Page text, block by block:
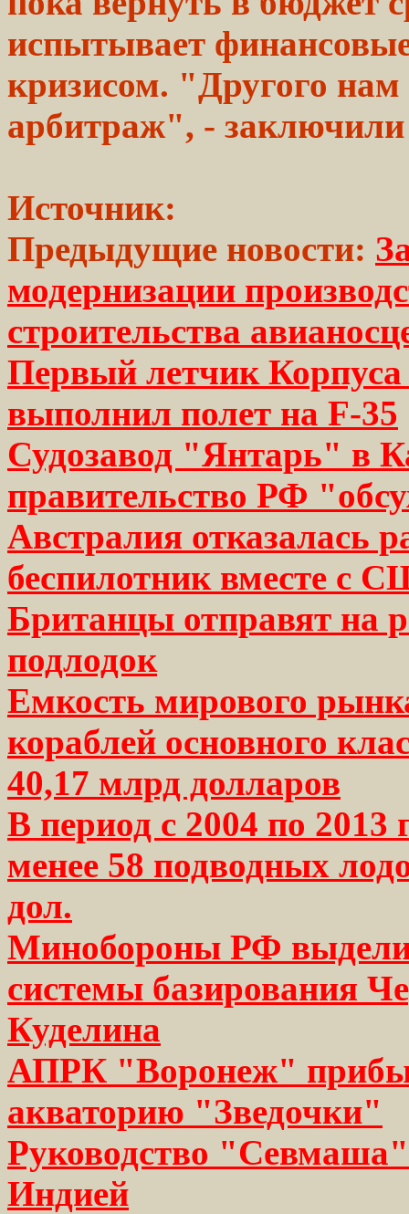
испытывает
кризисом. "Другого
арбитраж", - заключили
Источник:
Предыдущие новости:
модернизации
строительства
Первый летчик
выполнил полет на F-35
Судозавод "Янтарь" в
правительство РФ
Австралия отказалась
беспилотник вместе с
Британцы отправят на
подлодок
Емкость мирового
кораблей основного
40,17 млрд долларов
В период с 2004 по 2013
менее 58 подводных
дол.
Минобороны РФ
системы базирования
Куделина
АПРК "Воронеж"
акваторию "Зведочки"
Руководство
Индией